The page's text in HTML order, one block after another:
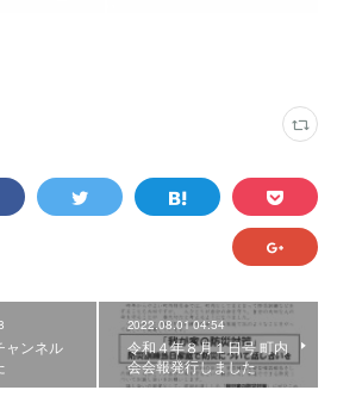
ャンネル
2022.08.01 04:54
令和４年８月１日号 町内
会会報発行しました